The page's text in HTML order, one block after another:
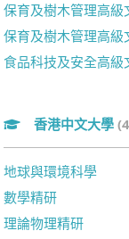
保育及樹木管理高級
保育及樹木管理高級
食品科技及安全高級
香港中文大學
地球與環境科學
數學精研
理論物理精研